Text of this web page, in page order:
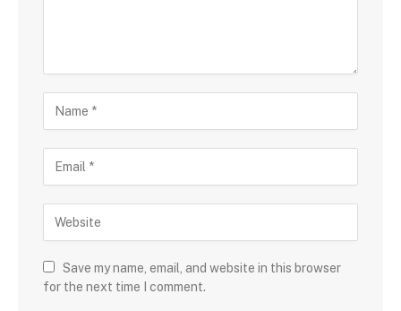
Save my name, email, and website in this browser
for the next time I comment.